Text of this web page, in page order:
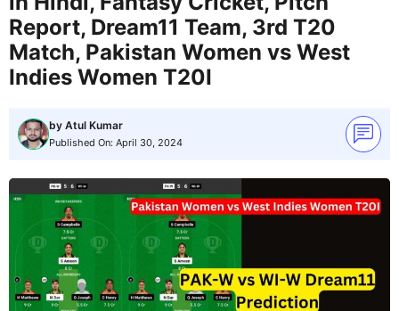
Report, Dream11 Team, 3rd T20
Match, Pakistan Women vs West
Indies Women T20I
by Atul Kumar
Published On: April 30, 2024